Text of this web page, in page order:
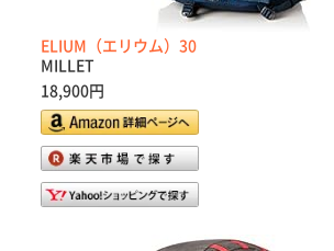
ELIUM（エリウム）30
MILLET
18,900円